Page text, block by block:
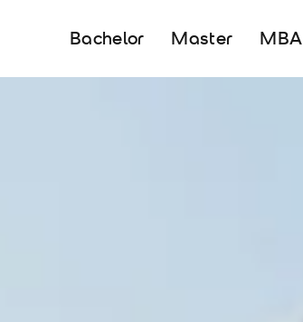
Bachelor Master MBA